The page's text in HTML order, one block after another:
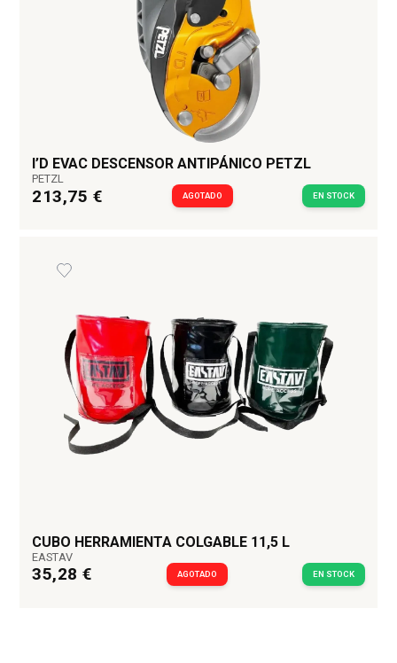
I’D EVAC DESCENSOR ANTIPÁNICO PETZL
PETZL
213,75 € AGOTADO EN STOCK
CUBO HERRAMIENTA COLGABLE 11,5 L
EASTAV
35,28 € AGOTADO EN STOCK